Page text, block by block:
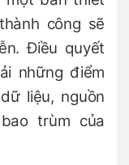
công sẽ
Điều quyết
những điểm
liệu, nguồn
trùm của